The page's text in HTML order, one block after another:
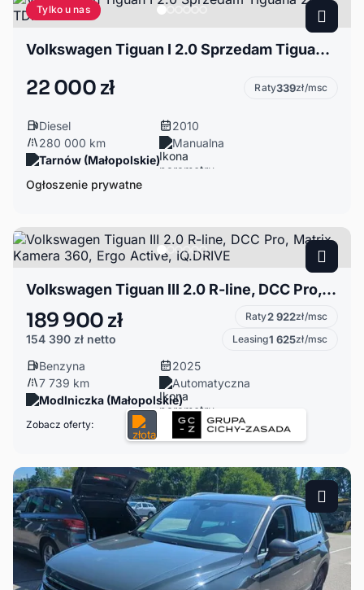
Tylko u nas
Volkswagen Tiguan I 2.0 Sprzedam Tiguana 2010 TDI
22 000 zł Raty339zł/msc
Diesel
2010
280 000 km
Manualna
Tarnów (Małopolskie)
Ogłoszenie prywatne
Volkswagen Tiguan III 2.0 R-line, DCC Pro, Matrix, Kamera 360, Ergo Active, IQ.DRIVE
189 900 zł
154 390 zł netto
Raty2 922zł/msc
Leasing1 625zł/msc
Benzyna
2025
7 739 km
Automatyczna
Modlniczka (Małopolskie)
Zobacz oferty: